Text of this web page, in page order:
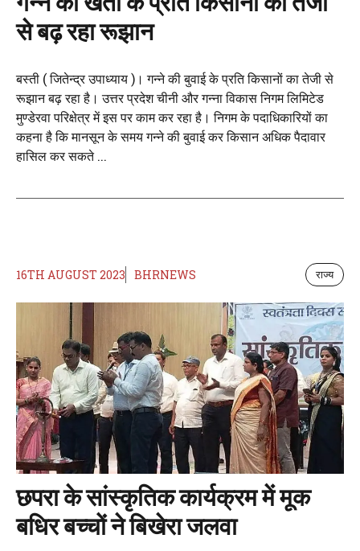
से बढ़ रहा रूझान
बस्ती ( जितेन्द्र उपाध्याय )। गन्ने की बुवाई के प्रति किसानों का तेजी से
रूझान बढ़ रहा है। उत्तर प्रदेश चीनी और गन्ना विकास निगम लिमिटेड
मुण्डेरवा परिक्षेत्र में इस पर काम कर रहा है। निगम के पदाधिकारियों का
कहना है कि मानसून के समय गन्ने की बुवाई कर किसान अधिक पैदावार
हासिल कर सकते ...
16TH AUGUST 2023 BHRNEWS राज्य
छपरा के सांस्कृतिक कार्यक्रम में मूक
बधिर बच्चों ने बिखेरा जलवा